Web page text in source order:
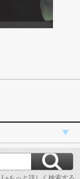
| »もっと詳しく検索する